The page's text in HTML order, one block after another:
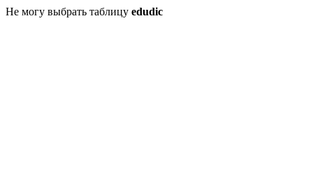
Не могу выбрать таблицу edudic